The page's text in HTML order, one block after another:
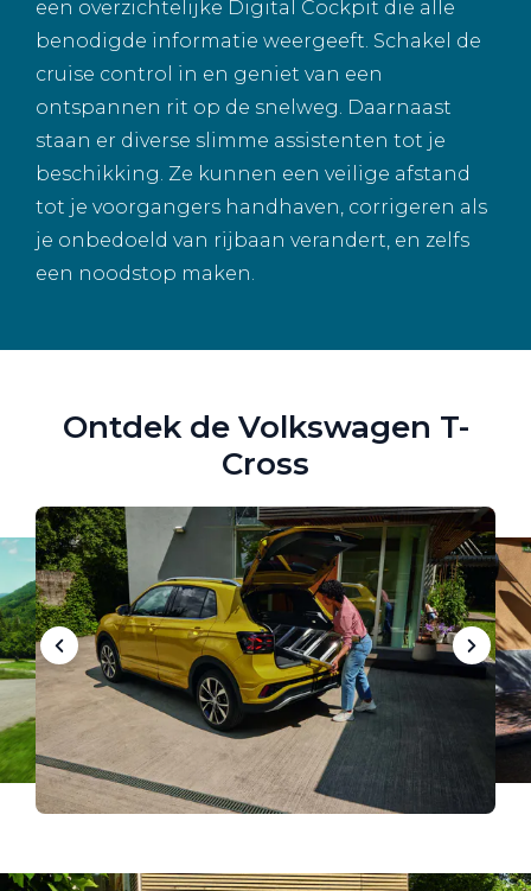
een overzichtelijke Digital Cockpit die alle
benodigde informatie weergeeft. Schakel de
cruise control in en geniet van een
ontspannen rit op de snelweg. Daarnaast
staan er diverse slimme assistenten tot je
beschikking. Ze kunnen een veilige afstand
tot je voorgangers handhaven, corrigeren als
je onbedoeld van rijbaan verandert, en zelfs
een noodstop maken.
Ontdek de Volkswagen T-
Cross